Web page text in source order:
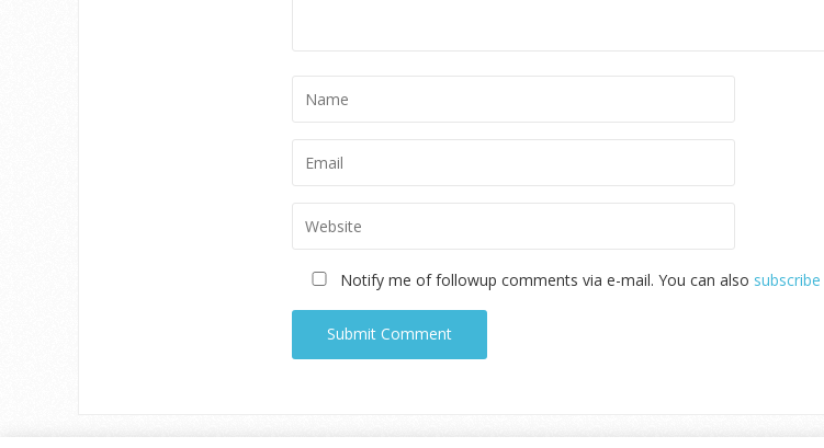
Notify me of followup comments via e-mail. You can also subscribe